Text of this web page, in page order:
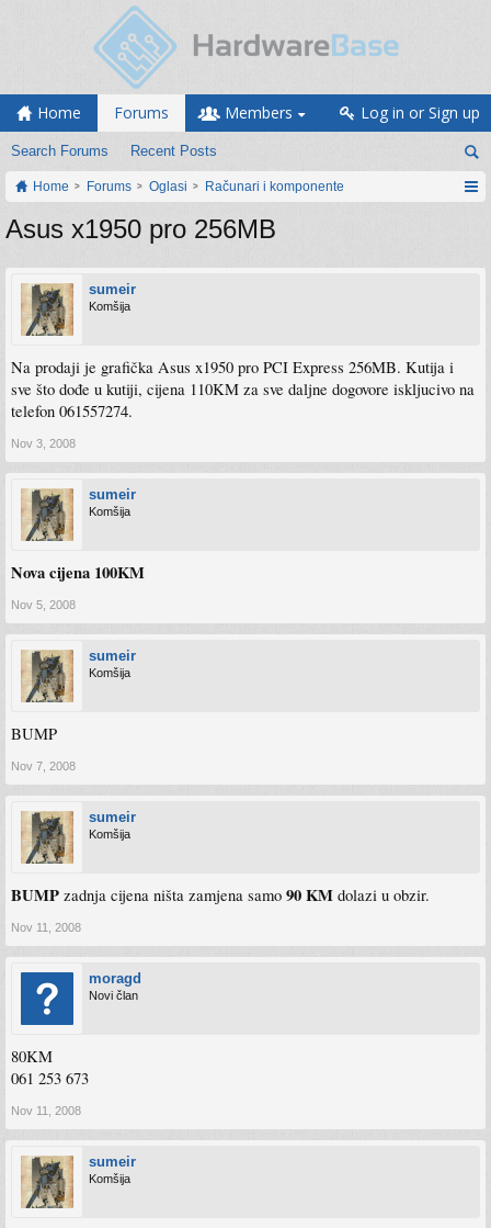
Home Forums
Search Forums Recent Posts
Members Log in or Sign up
Home Forums Oglasi Računari i komponente
Asus x1950 pro 256MB
sumeir
Komšija
Na prodaji je grafička Asus x1950 pro PCI Express 256MB. Kutija i
sve što dođe u kutiji, cijena 110KM za sve daljne dogovore iskljucivo na
telefon 061557274.
Nov 3, 2008
sumeir
Komšija
Nova cijena 100KM
Nov 5, 2008
sumeir
Komšija
BUMP
Nov 7, 2008
sumeir
Komšija
BUMP zadnja cijena ništa zamjena samo 90 KM dolazi u obzir.
Nov 11, 2008
moragd
Novi član
80KM
061 253 673
Nov 11, 2008
sumeir
Komšija